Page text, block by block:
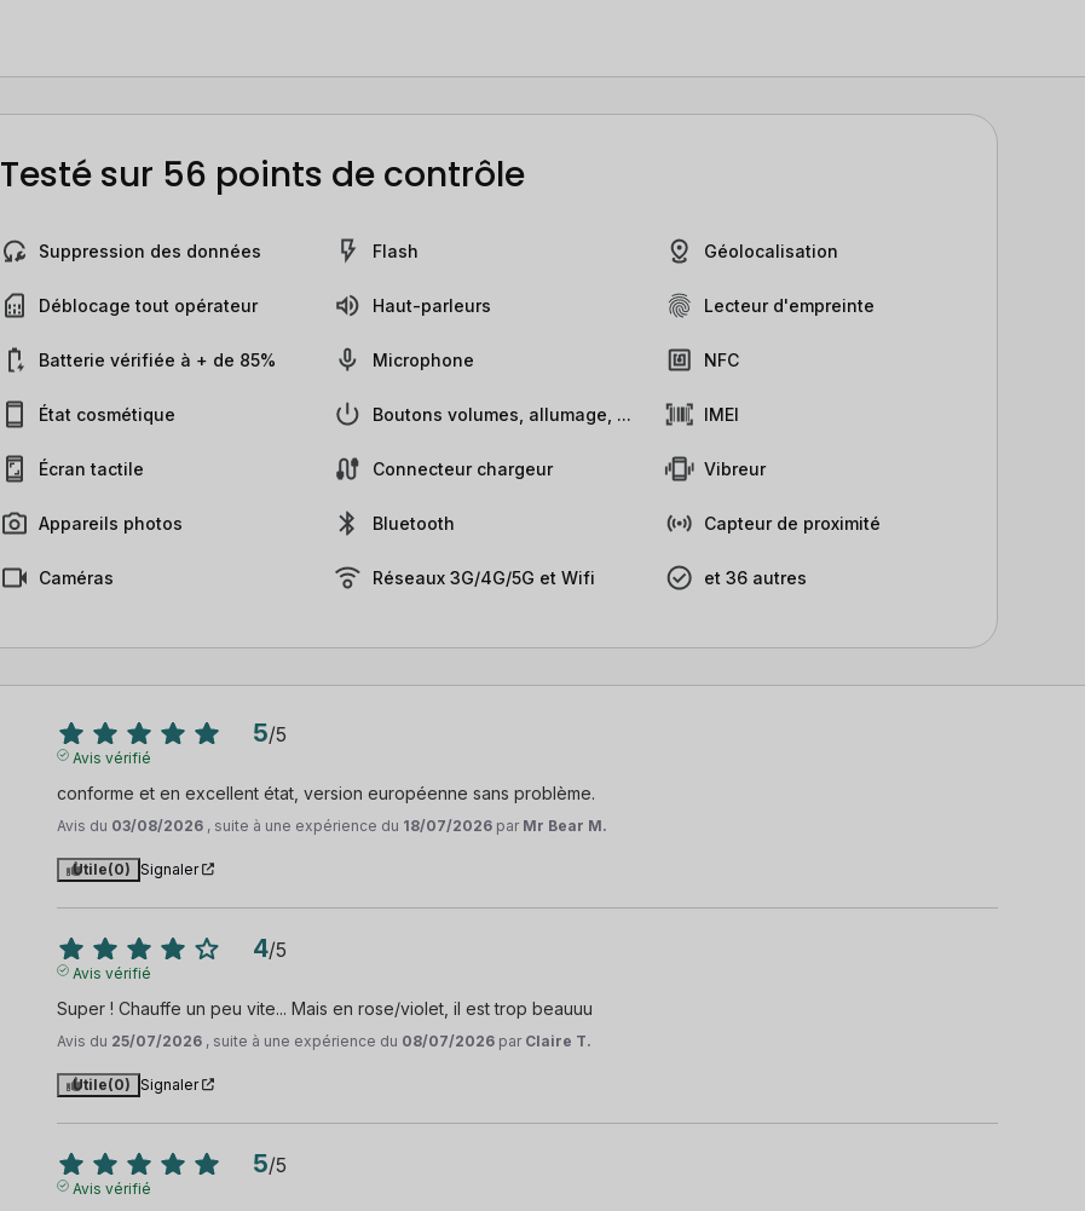
Testé sur 56 points de contrôle
Suppression des données
Déblocage tout opérateur
Batterie vérifiée à + de 85%
État cosmétique
Écran tactile
Appareils photos
Caméras
Flash
Haut-parleurs
Microphone
Boutons volumes, allumage, ...
Connecteur chargeur
Bluetooth
Réseaux 3G/4G/5G et Wifi
Géolocalisation
Lecteur d'empreinte
NFC
IMEI
Vibreur
Capteur de proximité
et 36 autres
5/5
Avis vérifié
conforme et en excellent état, version européenne sans problème.
Avis du 03/08/2026 , suite à une expérience du 18/07/2026 par Mr Bear M.
Utile(0) Signaler
4/5
Avis vérifié
Super ! Chauffe un peu vite... Mais en rose/violet, il est trop beauuu
Avis du 25/07/2026 , suite à une expérience du 08/07/2026 par Claire T.
Utile(0) Signaler
5/5
Avis vérifié